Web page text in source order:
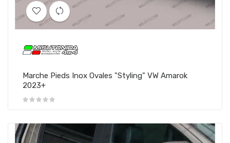
Marche Pieds Inox Ovales "Styling" VW Amarok
2023+